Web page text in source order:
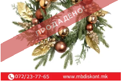
ПРОДАДЕНО!